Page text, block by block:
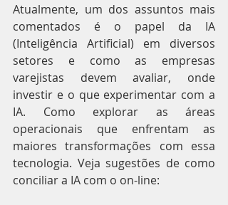
Atualmente, um dos assuntos mais
comentados é o papel da IA
(Inteligência Artificial) em diversos
setores e como as empresas
varejistas devem avaliar, onde
investir e o que experimentar com a
IA. Como explorar as áreas
operacionais que enfrentam as
maiores transformações com essa
tecnologia. Veja sugestões de como
conciliar a IA com o on-line: